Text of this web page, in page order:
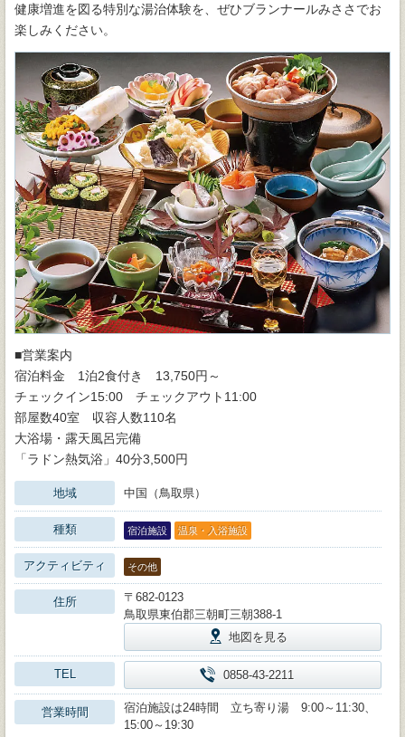
健康増進を図る特別な湯治体験を、ぜひブランナールみささでお
楽しみください。
■営業案内
宿泊料金 1泊2食付き 13,750円～
チェックイン15:00 チェックアウト11:00
部屋数40室 収容人数110名
大浴場・露天風呂完備
「ラドン熱気浴」40分3,500円
地域 中国（鳥取県）
種類 宿泊施設 温泉・入浴施設
アクティビティ その他
住所
〒682-0123
鳥取県東伯郡三朝町三朝388-1
地図を見る
TEL 0858-43-2211
営業時間
宿泊施設は24時間 立ち寄り湯 9:00～11:30、
15:00～19:30